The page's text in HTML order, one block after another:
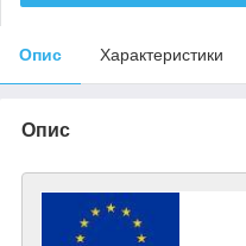
Опис Характеристики
Опис